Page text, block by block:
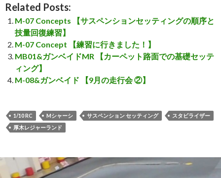
Related Posts:
M-07 Concepts 【サスペンションセッティングの順序と
技量回復練習】
M-07 Concept 【練習に行きました！】
MB01&ガンベイドMR 【カーペット路面での基礎セッテ
ィング】
M-08&ガンベイド 【9月の走行会 ②】
1/10 RC Mシャーシ サスペンション セッティング
スタビライザー
厚木レジャーランド